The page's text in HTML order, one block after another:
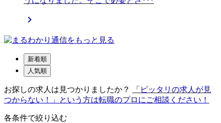

新着順
人気順
お探しの求人は見つかりましたか？
「ピッタリの求人が見
つからない！」という方は転職のプロにご相談ください！
各条件で絞り込む